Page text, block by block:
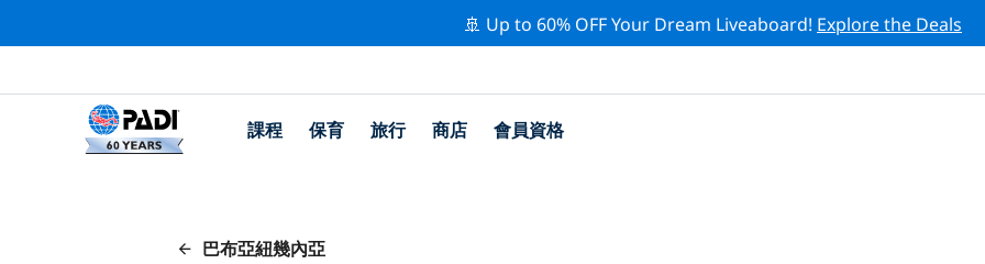
🚢 Up to 60% OFF Your Dream Liveaboard! Explore the Deals
課程 保育 旅行 商店 會員資格
巴布亞紐幾內亞